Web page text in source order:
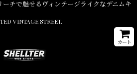
ーチで魅せるヴィンテージライクなデニムキ
VINTAGE STREET.
カート